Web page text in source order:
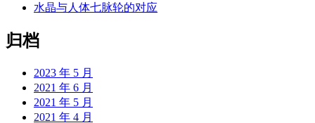
水晶与人体七脉轮的对应
归档
2023 年 5 月
2021 年 6 月
2021 年 5 月
2021 年 4 月